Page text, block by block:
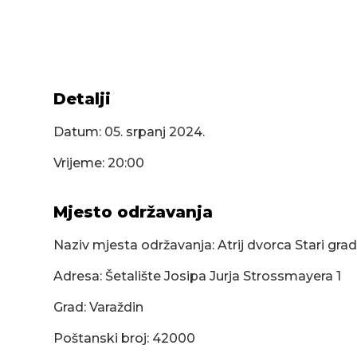
Detalji
Datum: 05. srpanj 2024.
Vrijeme: 20:00
Mjesto održavanja
Naziv mjesta održavanja: Atrij dvorca Stari grad
Adresa: Šetalište Josipa Jurja Strossmayera 1
Grad: Varaždin
Poštanski broj: 42000